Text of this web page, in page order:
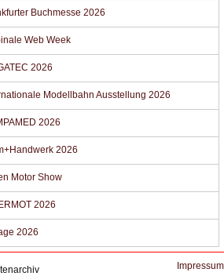
Buchmesse 2026
Web Week
2026
Modellbahn Ausstellung 2026
2026
2026
Motor Show
2026
2026
Impressum